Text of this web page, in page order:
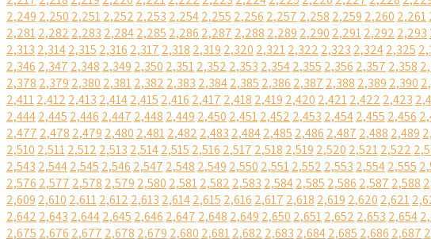
2,249 2,250 2,2512,252 2,253 2,2542,255 2,256 2,257 2,258 2,259 2,260 2,261
2,2812,282 2,283 2,2842,285 2,286 2,287 2,288 2,289 2,290 2,2912,292 2,293
2,313 2,3142,315 2,316 2,317 2,318 2,319 2,320 2,3212,322 2,323 2,3242,325
2,346 2,347 2,348 2,349 2,350 2,3512,352 2,353 2,3542,355 2,356 2,357 2,358
2,378 2,379 2,380 2,3812,382 2,383 2,3842,385 2,386 2,387 2,388 2,389 2,390
2,4112,412 2,413 2,4142,415 2,416 2,417 2,418 2,419 2,420 2,4212,422 2,423
2,4442,445 2,446 2,447 2,448 2,449 2,450 2,4512,452 2,453 2,4542,455 2,456
2,477 2,478 2,479 2,480 2,4812,482 2,483 2,4842,485 2,486 2,487 2,488 2,489
2,510 2,5112,512 2,513 2,5142,515 2,516 2,517 2,518 2,519 2,520 2,5212,522
2,543 2,5442,545 2,546 2,547 2,548 2,549 2,550 2,5512,552 2,553 2,5542,555
2,576 2,577 2,578 2,579 2,580 2,5812,582 2,583 2,5842,585 2,586 2,587 2,588
2,609 2,610 2,6112,612 2,613 2,6142,615 2,616 2,617 2,618 2,619 2,620 2,621
2,642 2,643 2,6442,645 2,646 2,647 2,648 2,649 2,650 2,6512,652 2,653 2,654
2,675 2,676 2,677 2,678 2,679 2,680 2,6812,682 2,683 2,6842,685 2,686 2,687